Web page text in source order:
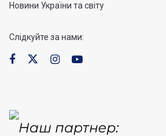
Новини України та світу
Слідкуйте за нами: